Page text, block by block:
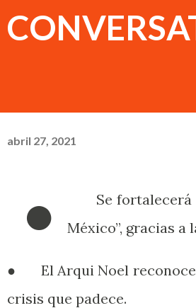
abril 27, 2021
●
Se fortalecerá
México”, gracias a
● El Arqui Noel reconoce
crisis que padece.